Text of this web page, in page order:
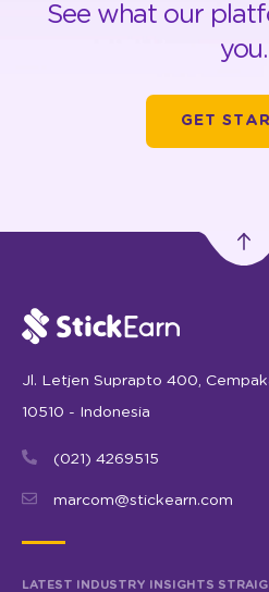
See what our
you.
GET
Jl. Letjen Suprapto 400,
10510 - Indonesia
(021) 4269515
marcom@stickearn.com
LATEST INDUSTRY INSIGHTS